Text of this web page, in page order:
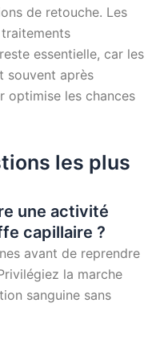
de retouche. Les
essentielle, car les
souvent après
optimise les chances
les plus
une activité
capillaire ?
avant de reprendre
la marche
sanguine sans